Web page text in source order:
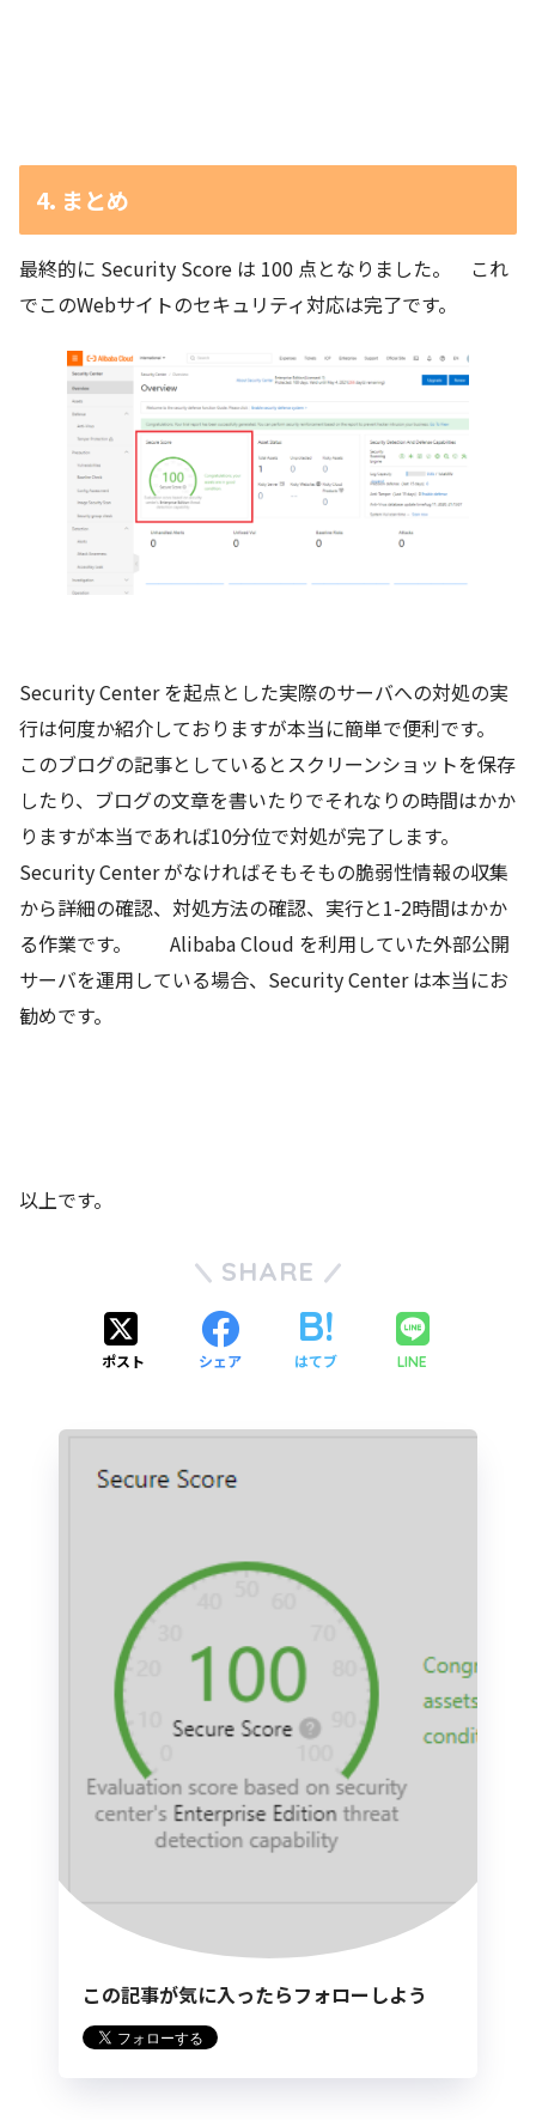
4. まとめ
最終的に Security Score は 100 点となりました。 これ
でこのWebサイトのセキュリティ対応は完了です。
Security Center を起点とした実際のサーバへの対処の実
行は何度か紹介しておりますが本当に簡単で便利です。
このブログの記事としているとスクリーンショットを保存
したり、ブログの文章を書いたりでそれなりの時間はかか
りますが本当であれば10分位で対処が完了します。
Security Center がなければそもそもの脆弱性情報の収集
から詳細の確認、対処方法の確認、実行と1-2時間はかか
る作業です。 Alibaba Cloud を利用していた外部公開
サーバを運用している場合、Security Center は本当にお
勧めです。
以上です。
SHARE
ポスト シェア はてブ LINE
この記事が気に入ったらフォローしよう